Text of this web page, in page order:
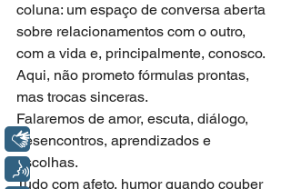
coluna: um espaço de conversa aberta
sobre relacionamentos com o outro,
com a vida e, principalmente, conosco.
Aqui, não prometo fórmulas prontas,
mas trocas sinceras.
Falaremos de amor, escuta, diálogo,
desencontros, aprendizados e
escolhas.
Tudo com afeto, humor quando couber
Libras
Voz